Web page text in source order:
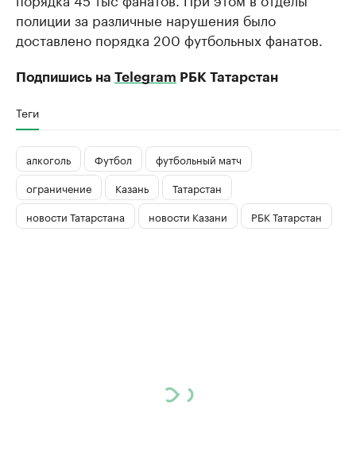
полиции за различные нарушения было
доставлено порядка 200 футбольных фанатов.
Подпишись на Telegram РБК Татарстан
Теги
алкоголь Футбол
футбольный матч
ограничение
Казань
Татарстан
новости Татарстана
новости Казани РБК Татарстан